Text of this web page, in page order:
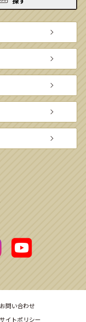
お問い合わせ
サイトポリシー